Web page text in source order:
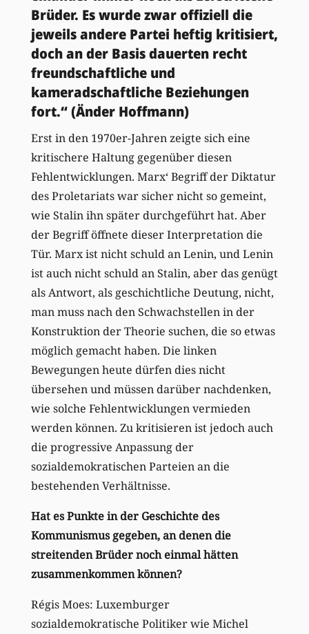
Brüder. Es wurde zwar offiziell die
jeweils andere Partei heftig kritisiert,
doch an der Basis dauerten recht
freundschaftliche und
kameradschaftliche Beziehungen
fort.“ (Änder Hoffmann)
Erst in den 1970er-Jahren zeigte sich eine
kritischere Haltung gegenüber diesen
Fehlentwicklungen. Marx‘ Begriff der Diktatur
des Proletariats war sicher nicht so gemeint,
wie Stalin ihn später durchgeführt hat. Aber
der Begriff öffnete dieser Interpretation die
Tür. Marx ist nicht schuld an Lenin, und Lenin
ist auch nicht schuld an Stalin, aber das genügt
als Antwort, als geschichtliche Deutung, nicht,
man muss nach den Schwachstellen in der
Konstruktion der Theorie suchen, die so etwas
möglich gemacht haben. Die linken
Bewegungen heute dürfen dies nicht
übersehen und müssen darüber nachdenken,
wie solche Fehlentwicklungen vermieden
werden können. Zu kritisieren ist jedoch auch
die progressive Anpassung der
sozialdemokratischen Parteien an die
bestehenden Verhältnisse.
Hat es Punkte in der Geschichte des
Kommunismus gegeben, an denen die
streitenden Brüder noch einmal hätten
zusammenkommen können?
Régis Moes: Luxemburger
sozialdemokratische Politiker wie Michel